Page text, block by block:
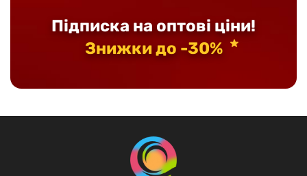
Підписка на оптові ціни!
Знижки до -30%